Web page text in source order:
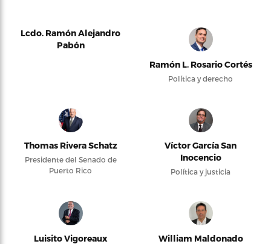
Lcdo. Ramón Alejandro
Pabón
Ramón L. Rosario Cortés
Política y derecho
Thomas Rivera Schatz
Presidente del Senado de
Puerto Rico
Víctor García San
Inocencio
Política y justicia
Luisito Vigoreaux William Maldonado